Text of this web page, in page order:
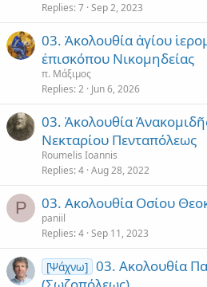
Replies 7 Sep 2, 2023
03. Ἀκολουθία ἁγίου
ἐπισκόπου Νικομηδείας
π. Μάξιμος
Replies 2 Jun 6, 2026
03. Ἀκολουθία
Νεκταρίου Πενταπόλεως
Roumelis Ioannis
Replies 4 Aug 28, 2022
P 03. Ακολουθία Οσίου
paniil
Replies 4 Sep 11, 2023
[Ψάχνω] 03. Ακολουθία